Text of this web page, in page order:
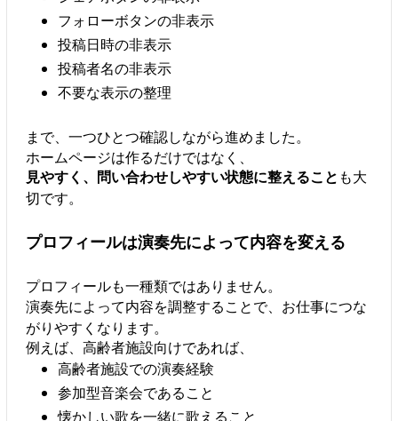
フォローボタンの非表示
投稿日時の非表示
投稿者名の非表示
不要な表示の整理
まで、一つひとつ確認しながら進めました。
ホームページは作るだけではなく、
見やすく、問い合わせしやすい状態に整えること も大
切です。
プロフィールは演奏先によって内容を変える
プロフィールも一種類ではありません。
演奏先によって内容を調整することで、お仕事につな
がりやすくなります。
例えば、高齢者施設向けであれば、
高齢者施設での演奏経験
参加型音楽会であること
懐かしい歌を一緒に歌えること